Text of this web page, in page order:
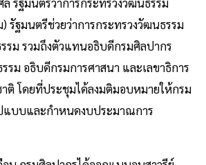
รัฐมนตรีช่วยว่าการกระทรวงวัฒนธรรม
รม รวมถึงตัวแทนอธิบดีกรมศิลปากร
รม อธิบดีกรมการศาสนา และเลขาธิการ
ติ โดยที่ประชุมได้ลงมติมอบหมายให้กรม
บบและกำหนดงบประมาณการ